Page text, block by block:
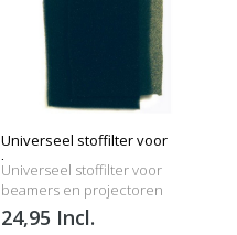
Universeel stoffilter voor
beamers
Universeel stoffilter voor
beamers en projectoren
24,95 Incl.